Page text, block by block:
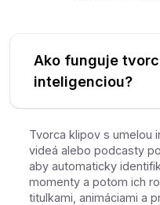
Ako funguje
inteligenciou?
Tvorca klipov s umelou
videá alebo podcasty
aby automaticky
momenty a potom ich
titulkami, animáciami a